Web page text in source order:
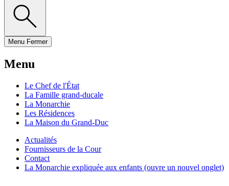
Menu Fermer
Menu
Le Chef de l'État
La Famille grand-ducale
La Monarchie
Les Résidences
La Maison du Grand-Duc
Actualités
Fournisseurs de la Cour
Contact
La Monarchie expliquée aux enfants (ouvre un nouvel onglet)